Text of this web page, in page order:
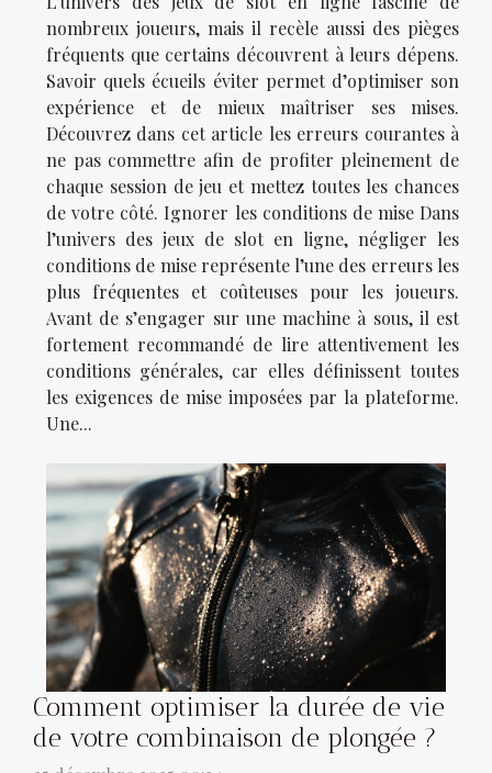
nombreux joueurs, mais il recèle aussi des pièges
fréquents que certains découvrent à leurs dépens.
Savoir quels écueils éviter permet d’optimiser son
expérience et de mieux maîtriser ses mises.
Découvrez dans cet article les erreurs courantes à
ne pas commettre afin de profiter pleinement de
chaque session de jeu et mettez toutes les chances
de votre côté. Ignorer les conditions de mise Dans
l’univers des jeux de slot en ligne, négliger les
conditions de mise représente l’une des erreurs les
plus fréquentes et coûteuses pour les joueurs.
Avant de s’engager sur une machine à sous, il est
fortement recommandé de lire attentivement les
conditions générales, car elles définissent toutes
les exigences de mise imposées par la plateforme.
Une...
Comment optimiser la durée de vie
de votre combinaison de plongée ?